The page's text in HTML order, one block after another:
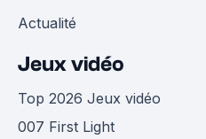
Actualité
Jeux vidéo
Top 2026 Jeux vidéo
007 First Light